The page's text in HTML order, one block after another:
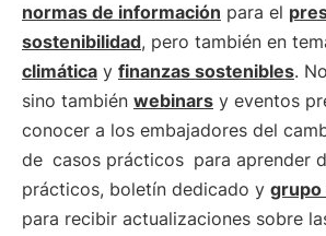
normas de información para el
sostenibilidad, pero también en
climática y finanzas sostenibles.
sino también webinars y eventos
conocer a los embajadores del
de casos prácticos para aprender
prácticos, boletín dedicado y grupo
para recibir actualizaciones sobre